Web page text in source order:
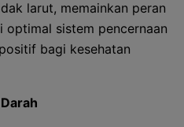
larut, memainkan peran
sistem pencernaan
bagi kesehatan